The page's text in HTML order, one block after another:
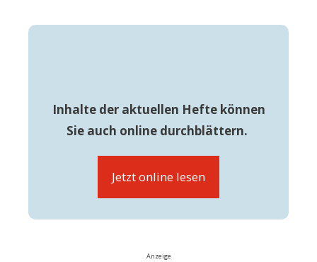
Inhalte der aktuellen Hefte können
Sie auch online durchblättern.
Jetzt online lesen
Anzeige